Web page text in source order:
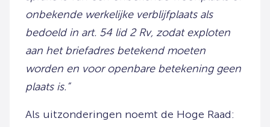
onbekende werkelijke verblijfplaats als
bedoeld in art. 54 lid 2 Rv, zodat exploten
aan het briefadres betekend moeten
worden en voor openbare betekening geen
plaats is.”
Als uitzonderingen noemt de Hoge Raad: